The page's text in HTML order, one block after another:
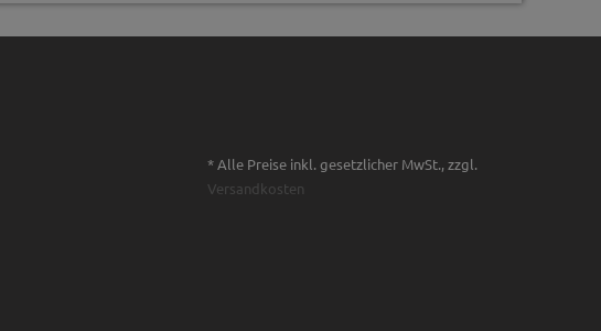
* Alle Preise inkl. gesetzlicher MwSt., zzgl.
Versandkosten